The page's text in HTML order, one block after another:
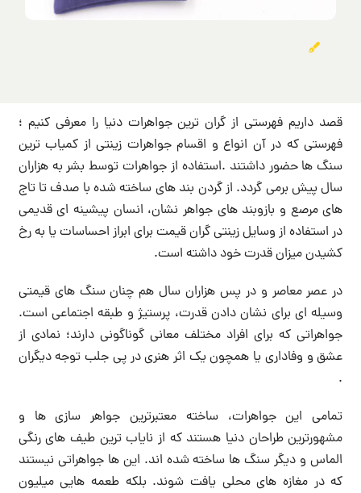
قصد داریم فهرستی از گران ترین جواهرات دنیا را معرفی کنیم ؛
فهرستی که در آن انواع و اقسام جواهرات زینتی از کمیاب ترین
سنگ ها حضور داشتند .استفاده از جواهرات توسط بشر به هزاران
سال پیش برمی گردد. از گردن بند های ساخته شده با صدف تا تاج
های مرصع و بازوبند های جواهر نشان، انسان پیشینه ای قدیمی
در استفاده از وسایل زینتی گران قیمت برای ابراز احساسات یا به رخ
کشیدن میزان قدرت خود داشته است.
در عصر معاصر و در پس هزاران سال هم چنان سنگ های قیمتی
وسیله ای برای نشان دادن قدرت، پرستیژ و طبقه اجتماعی است.
جواهراتی که برای افراد مختلف معانی گوناگونی دارند؛ نمادی از
عشق و وفاداری یا همچون یک اثر هنری در پی جلب توجه دیگران
.
تمامی این جواهرات، ساخته معتبرترین جواهر سازی ها و
مشهورترین طراحان دنیا هستند که از نایاب ترین طیف های رنگی
الماس و دیگر سنگ ها ساخته شده اند. این ها جواهراتی نیستند
که در مغازه های محلی یافت شوند. بلکه طعمه هایی میلیون